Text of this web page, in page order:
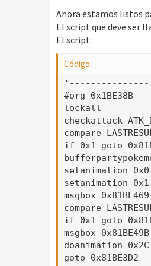
Ahora estamos listos
El script que deve ser
El script:
Código:
'---------------
#org 0x1BE38B
lockall
checkattack
compare
if 0x1 goto
setanimation 0x0
setanimation 0x1
msgbox
compare
if 0x1 goto
msgbox
doanimation 0x2C
goto 0x81BE3D2